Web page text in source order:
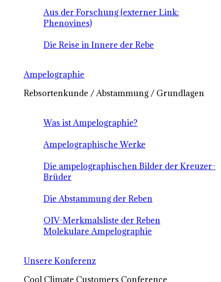
Aus der Forschung (externer Link:
Phenovines)
Die Reise in Innere der Rebe
Ampelographie
Rebsortenkunde / Abstammung / Grundlagen
Was ist Ampelographie?
Ampelographische Werke
Die ampelographischen Bilder der Kreuzer-
Brüder
Die Abstammung der Reben
OIV-Merkmalsliste der Reben
Molekulare Ampelographie
Unsere Konferenz
Cool Climate Customers Conference